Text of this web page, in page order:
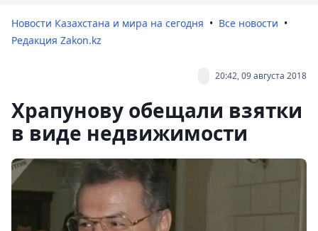
Новости Казахстана и мира на сегодня
Все новости
Редакция Zakon.kz
20:42, 09 августа 2018
Храпунову обещали взятки
в виде недвижимости